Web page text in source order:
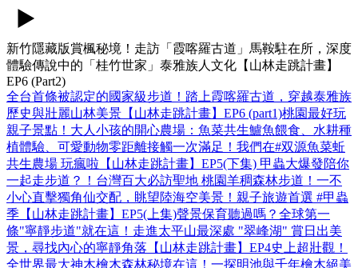
新竹隱藏版賞楓秘境！走訪「霞喀羅古道」馬鞍駐在所，深度
體驗傳說中的「桂竹世家」泰雅族人文化【山林走跳計畫】
EP6 (Part2)
全台首條被認定的國家級步道！踏上霞喀羅古道，穿越泰雅族
歷史與壯麗山林美景【山林走跳計畫】EP6 (part1)桃園最好玩
親子景點！大人小孩的開心農場：魚菜共生鱸魚餵食、水耕種
植體驗、可愛動物零距離接觸一次滿足！我們在#双源魚菜蚯
共生農場 玩瘋啦【山林走跳計畫】EP5(下集) ‪ 甲蟲大爆發陪你
一起走步道？！台灣百大必訪聖地 桃園羊稠森林步道！一不
小心直擊獨角仙交配，眺望陸海空美景！親子旅遊首選 #甲蟲
季【山林走跳計畫】EP5(上集)聲景保育聽過嗎？全球第一
條"寧靜步道"就在這！走進太平山最深處 "翠峰湖" 賞日出美
景，尋找內心的寧靜角落【山林走跳計畫】EP4史上超壯觀！
全世界最大神木檜木森林秘境在這！一探明池與千年檜木絕美